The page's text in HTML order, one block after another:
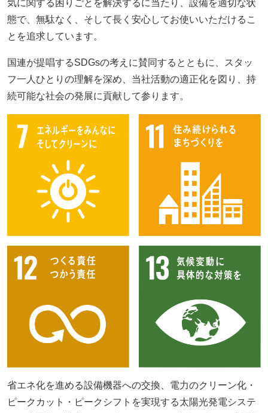
気に関する困りごとを解決するに当たり、設備を適切な状
態で、無駄なく、そして長く安心してお使いいただけるこ
とを追求しています。
国連が提唱するSDGsの考えに賛同するとともに、スタッ
フ一人ひとりの理解を深め、当社活動の適正化を図り、持
続可能な社会の発展に貢献して参ります。
省エネ化を進める設備機器への交換、電力のクリーン化・
ピークカット・ピークシフトを実現する太陽光発電システ